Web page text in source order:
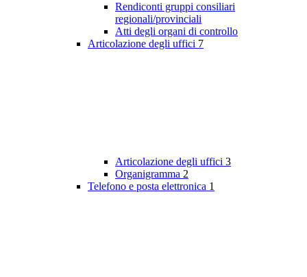
Rendiconti gruppi consiliari
regionali/provinciali
Atti degli organi di controllo
Articolazione degli uffici 7
Articolazione degli uffici 3
Organigramma 2
Telefono e posta elettronica 1